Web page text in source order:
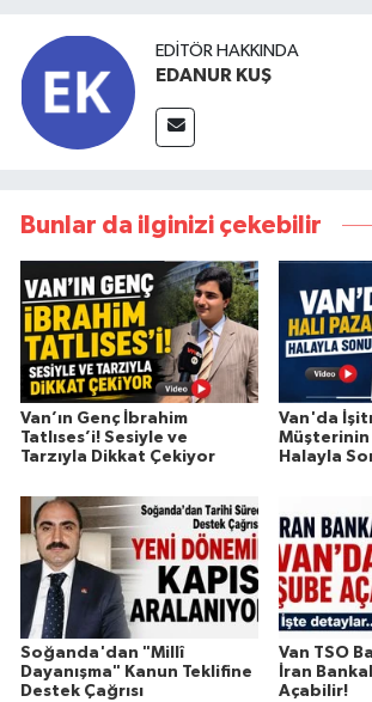
EDITÖR HAKKINDA
EDANUR KUŞ
Bunlar da ilginizi çekebilir
Van’ın Genç İbrahim
Tatlıses’i! Sesiyle ve
Tarzıyla Dikkat Çekiyor
Van'da
Müşterinin
Halayla
Soğanda'dan "Millî
Dayanışma" Kanun Teklifine
Destek Çağrısı
Van TSO
İran
Açabilir!